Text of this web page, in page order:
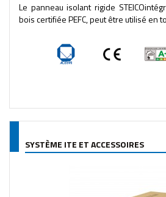
Le panneau isolant rigide
bois certifiée PEFC, peut être utilisé en
SYSTÈME ITE ET ACCESSOIRES